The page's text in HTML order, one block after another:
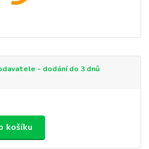
- dodání do 3 dnů
košíku